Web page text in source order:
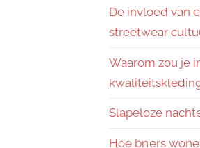
De invloed van
streetwear
Waarom zou je
Slapeloze
Hoe bn’ers